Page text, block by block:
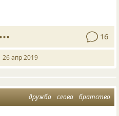
16
26 апр 2019
дружба слова братство